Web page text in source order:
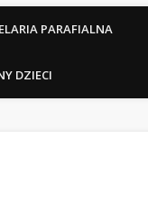
PARAFIALNA
DZIECI